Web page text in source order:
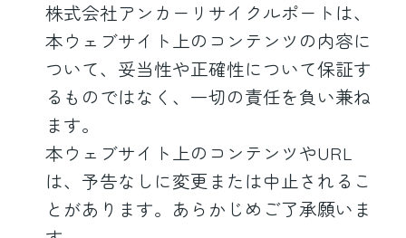
株式会社アンカーリサイクルポートは、
本ウェブサイト上のコンテンツの内容に
ついて、妥当性や正確性について保証す
るものではなく、一切の責任を負い兼ね
ます。
本ウェブサイト上のコンテンツやURL
は、予告なしに変更または中止されるこ
とがあります。あらかじめご了承願いま